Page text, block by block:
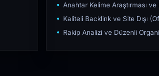
Anahtar Kelime Araştırması
Kaliteli Backlink ve Site Dışı
Rakip Analizi ve Düzenli